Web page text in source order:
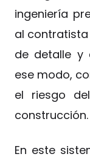
ingeniería
al
de detalle y
ese modo,
el riesgo
construcción.
En este